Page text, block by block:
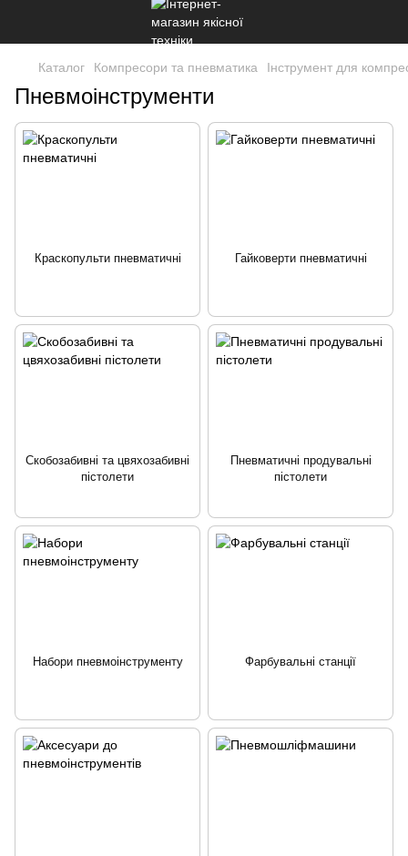
Каталог Компресори та пневматика Інструмент для
Пневмоінструменти
Краскопульти пневматичні Гайковерти пневматичні
Скобозабивні та цвяхозабивні
пістолети
Пневматичні продувальні
пістолети
Набори пневмоінструменту Фарбувальні станції